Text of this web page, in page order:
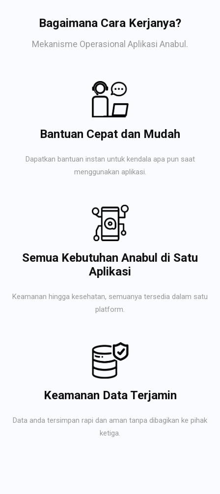
Bagaimana Cara Kerjanya?
Mekanisme Operasional Aplikasi Anabul.
Bantuan Cepat dan Mudah
Dapatkan bantuan instan untuk kendala apa pun saat
menggunakan aplikasi.
Semua Kebutuhan Anabul di Satu
Aplikasi
Keamanan hingga kesehatan, semuanya tersedia dalam satu
platform.
Keamanan Data Terjamin
Data anda tersimpan rapi dan aman tanpa dibagikan ke pihak
ketiga.